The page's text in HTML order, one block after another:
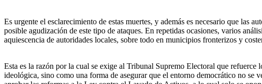
Es urgente el esclarecimiento de estas muertes, y además es necesario que las
posible agudización de este tipo de ataques. En repetidas ocasiones, varios
aquiescencia de autoridades locales, sobre todo en municipios fronterizos y
Esta es la razón por la cual se exige al Tribunal Supremo Electoral que
ideológica, sino como una forma de asegurar que el entorno democrático no se